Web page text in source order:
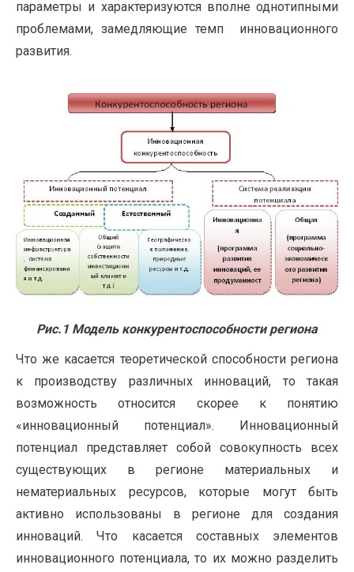
параметры и характеризуются вполне однотипными
проблемами, замедляющие темп инновационного
развития.
Рис.1 Модель конкурентоспособности региона
Что же касается теоретической способности региона
к производству различных инноваций, то такая
возможность относится скорее к понятию
«инновационный потенциал». Инновационный
потенциал представляет собой совокупность всех
существующих в регионе материальных и
нематериальных ресурсов, которые могут быть
активно использованы в регионе для создания
инноваций. Что касается составных элементов
инновационного потенциала, то их можно разделить